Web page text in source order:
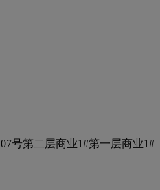
号第二层商业1#第一层商业1#